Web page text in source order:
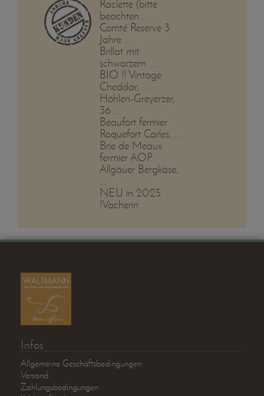
Raclette (bitte
beachten ...
Comté Reserve 3
Jahre ...
Brillat mit
schwarzem ...
BIO !! Vintage
Cheddar, ...
Höhlen-Greyerzer,
36 ...
Beaufort fermier
Roquefort Carles, ...
Brie de Meaux
fermier AOP
Allgäuer Bergkäse,
...
NEU in 2025
!Vacherin ...
Infos
Allgemeine Geschäftsbedingungen
Versand
Zahlungsbedingungen